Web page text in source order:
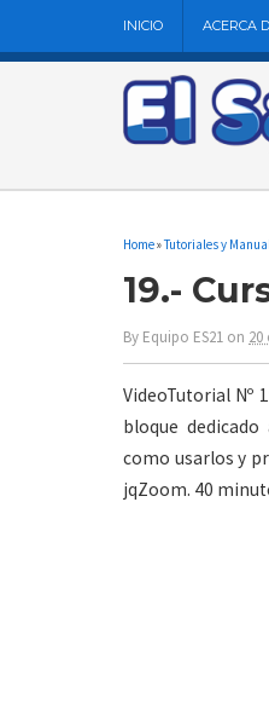
INICIO ACERCA
Home»Tutoriales y
19.-
By Equipo ES21 on 20
VideoTutorial Nº
bloque
como usarlos y
jqZoom. 40